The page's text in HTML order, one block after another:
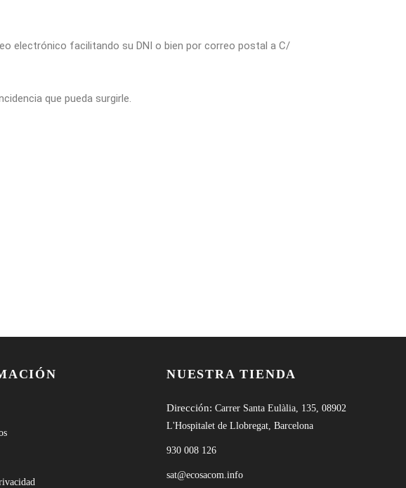
electrónico facilitando su DNI o bien por correo postal a C/
que pueda surgirle.
NUESTRA TIENDA
Dirección: Carrer Santa Eulàlia, 135, 08902
L'Hospitalet de Llobregat, Barcelona
930 008 126
sat@ecosacom.info